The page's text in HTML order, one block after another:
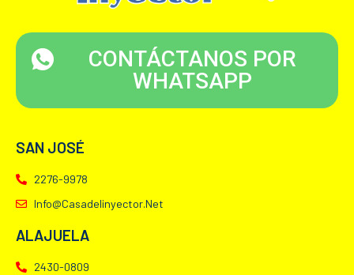
CONTÁCTANOS POR
WHATSAPP
SAN JOSÉ
2276-9978
Info@casadelinyector.net
ALAJUELA
2430-0809